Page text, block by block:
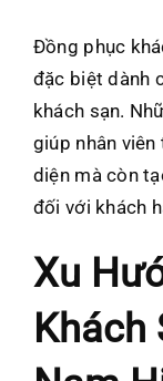
Đồng phục
đặc biệt dành
khách sạn.
giúp nhân viên
diện mà còn
đối với khách
Xu
Khách